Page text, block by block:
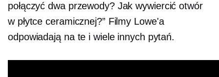
połączyć dwa przewody? Jak wywiercić otwór
w płytce ceramicznej?” Filmy Lowe'a
odpowiadają na te i wiele innych pytań.